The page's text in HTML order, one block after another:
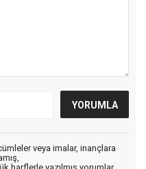
veya imalar, inançlara